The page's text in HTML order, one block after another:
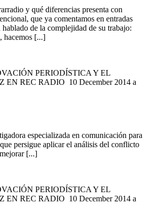
y qué diferencias presenta con
que ya comentamos en entradas
de la complejidad de su trabajo:
hacemos [...]
PERIODÍSTICA Y EL
EN REC RADIO 10 December 2014 a
especializada en comunicación para
persigue aplicar el análisis del conflicto
[...]
PERIODÍSTICA Y EL
EN REC RADIO 10 December 2014 a